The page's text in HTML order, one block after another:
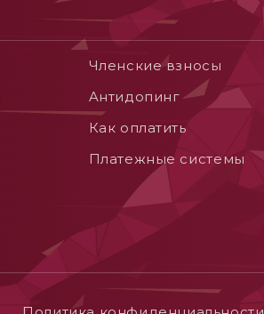
Членские взносы
Aнтидопинг
Как оплатить
Платежные системы